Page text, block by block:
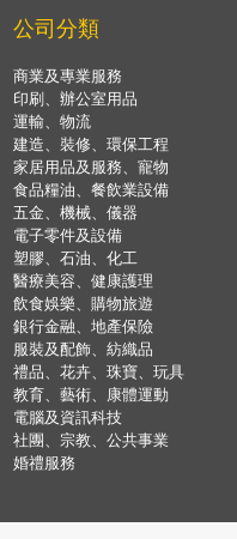
公司分類
商業及專業服務
印刷、辦公室用品
運輸、物流
建造、裝修、環保工程
家居用品及服務、寵物
食品糧油、餐飲業設備
五金、機械、儀器
電子零件及設備
塑膠、石油、化工
醫療美容、健康護理
飲食娛樂、購物旅遊
銀行金融、地產保險
服裝及配飾、紡織品
禮品、花卉、珠寶、玩具
教育、藝術、康體運動
電腦及資訊科技
社團、宗教、公共事業
婚禮服務